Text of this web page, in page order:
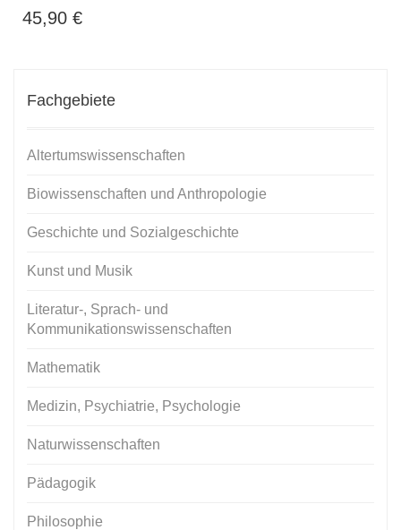
45,90 €
Fachgebiete
Altertumswissenschaften
Biowissenschaften und Anthropologie
Geschichte und Sozialgeschichte
Kunst und Musik
Literatur-, Sprach- und
Kommunikationswissenschaften
Mathematik
Medizin, Psychiatrie, Psychologie
Naturwissenschaften
Pädagogik
Philosophie